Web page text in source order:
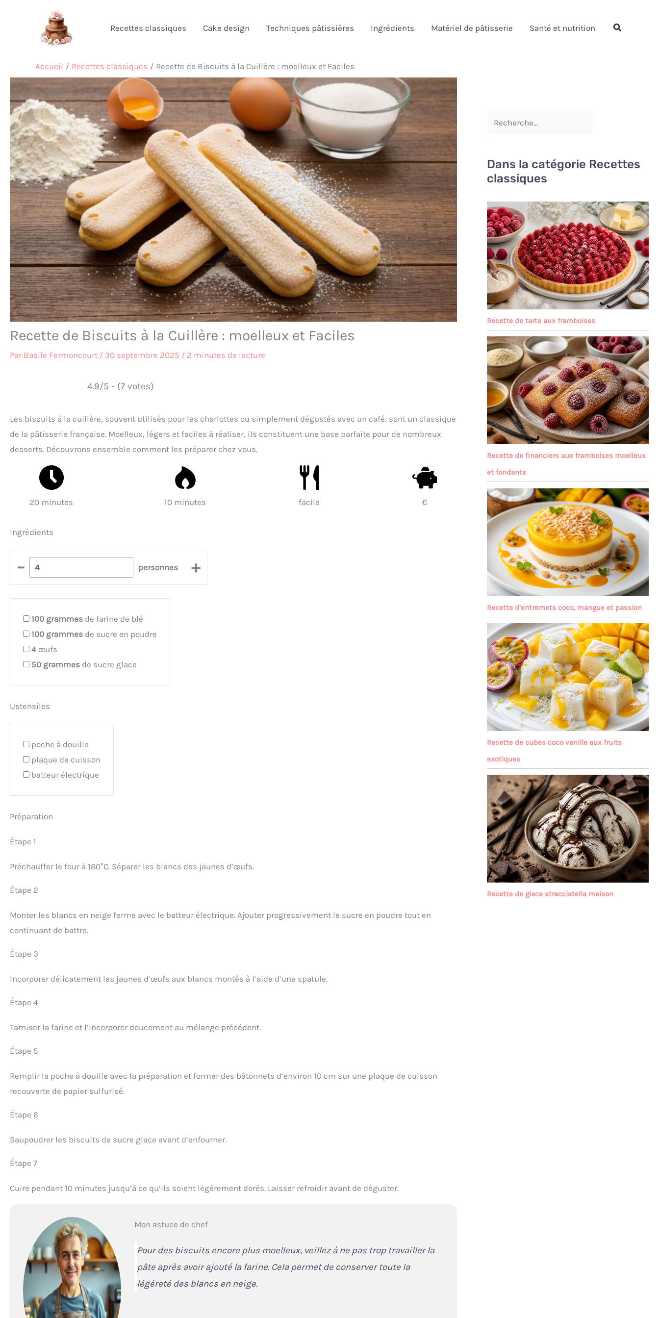
Recettes classiques Cake design Techniques pâtissières Ingrédients Matériel de pâtisserie Santé et nutrition Rechercher
Accueil Recettes classiques Recette de Biscuits à la Cuillère : moelleux et Faciles
Recette de Biscuits à la Cuillère : moelleux et Faciles
Par Basile Fermoncourt / 30 septembre 2025 / 2 minutes de lecture
4.9/5 - (7 votes)
Les biscuits à la cuillère, souvent utilisés pour les charlottes ou simplement dégustés avec un café, sont un classique
de la pâtisserie française. Moelleux, légers et faciles à réaliser, ils constituent une base parfaite pour de nombreux
desserts. Découvrons ensemble comment les préparer chez vous.
20 minutes 10 minutes facile €
Ingrédients
– personnes +
100 grammes de farine de blé
100 grammes de sucre en poudre
4 œufs
50 grammes de sucre glace
Ustensiles
poche à douille
plaque de cuisson
batteur électrique
Préparation
Étape 1
Préchauffer le four à 180°C. Séparer les blancs des jaunes d’œufs.
Étape 2
Monter les blancs en neige ferme avec le batteur électrique. Ajouter progressivement le sucre en poudre tout en
continuant de battre.
Étape 3
Incorporer délicatement les jaunes d’œufs aux blancs montés à l’aide d’une spatule.
Étape 4
Tamiser la farine et l’incorporer doucement au mélange précédent.
Étape 5
Remplir la poche à douille avec la préparation et former des bâtonnets d’environ 10 cm sur une plaque de cuisson
recouverte de papier sulfurisé.
Étape 6
Saupoudrer les biscuits de sucre glace avant d’enfourner.
Étape 7
Cuire pendant 10 minutes jusqu’à ce qu’ils soient légèrement dorés. Laisser refroidir avant de déguster.
Mon astuce de chef
Pour des biscuits encore plus moelleux, veillez à ne pas trop travailler la
pâte après avoir ajouté la farine. Cela permet de conserver toute la
légèreté des blancs en neige.
Dans la catégorie Recettes
classiques
Recette de tarte aux framboises
Recette de financiers aux framboises moelleux
et fondants
Recette d’entremets coco, mangue et passion
Recette de cubes coco vanille aux fruits
exotiques
Recette de glace stracciatella maison